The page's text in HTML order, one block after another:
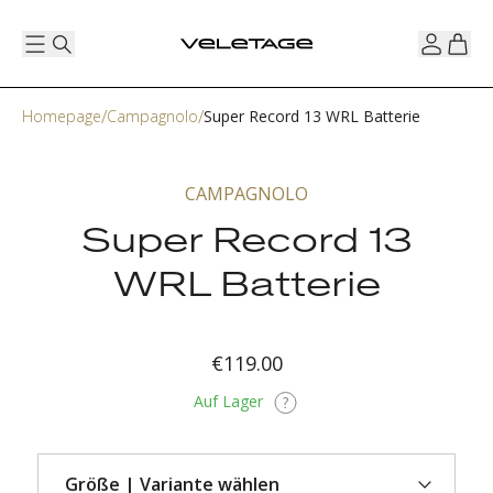
Homepage Campagnolo Super Record 13 WRL Batterie
CAMPAGNOLO
Super Record 13
WRL Batterie
€119.00
Auf Lager